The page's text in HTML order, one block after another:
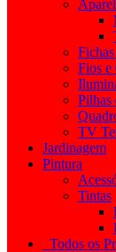
Fios e
Pilhas
TV
Jardinagem
Pintura
Tintas
Todos os